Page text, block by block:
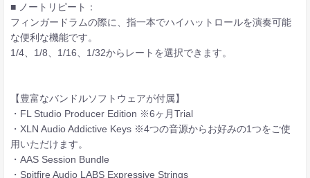
■ ノートリピート：
フィンガードラムの際に、指一本でハイハットロールを演奏可能
な便利な機能です。
1/4、1/8、1/16、1/32からレートを選択できます。
【豊富なバンドルソフトウェアが付属】
・FL Studio Producer Edition ※6ヶ月Trial
・XLN Audio Addictive Keys ※4つの音源からお好みの1つをご使
用いただけます。
・AAS Session Bundle
・Spitfire Audio LABS Expressive Strings